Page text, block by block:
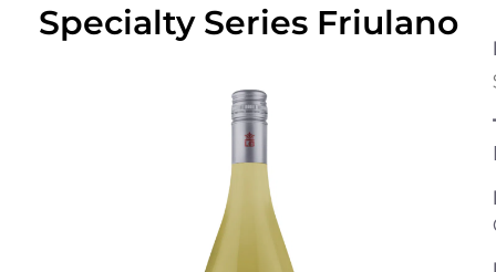
Specialty Series Friulano